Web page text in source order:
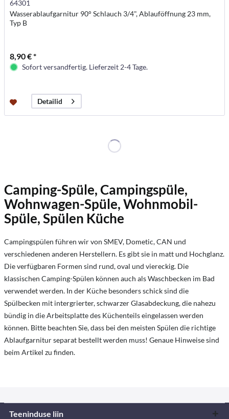
64301
Wasserablaufgarnitur 90° Schlauch 3/4", Ablauföffnung 23 mm,
Typ B
8,90 € *
Sofort versandfertig. Lieferzeit 2-4 Tage.
Detailid
Camping-Spüle, Campingspüle,
Wohnwagen-Spüle, Wohnmobil-
Spüle, Spülen Küche
Campingspülen führen wir von SMEV, Dometic, CAN und
verschiedenen anderen Herstellern. Es gibt sie in matt und Hochglanz.
Die verfügbaren Formen sind rund, oval und viereckig. Die
klassischen Camping-Spülen können auch als Waschbecken im Bad
verwendet werden. In der Küche besonders schick sind die
Spülbecken mit intergrierter, schwarzer Glasabdeckung, die nahezu
bündig in die Arbeitsplatte des Küchenteils eingelassen werden
können. Bitte beachten Sie, dass bei den meisten Spülen die richtige
Ablaufgarnitur separat bestellt werden muss! Genaue Hinweise sind
beim Artikel zu finden.
Teeninduse liin